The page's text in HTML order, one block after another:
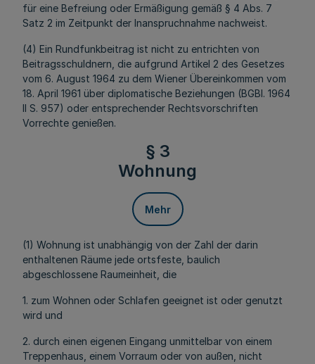
für eine Befreiung oder Ermäßigung gemäß § 4 Abs. 7
Satz 2 im Zeitpunkt der Inanspruchnahme nachweist.
(4) Ein Rundfunkbeitrag ist nicht zu entrichten von
Beitragsschuldnern, die aufgrund Artikel 2 des Gesetzes
vom 6. August 1964 zu dem Wiener Übereinkommen vom
18. April 1961 über diplomatische Beziehungen (BGBl. 1964
II S. 957) oder entsprechender Rechtsvorschriften
Vorrechte genießen.
§ 3
Wohnung
Mehr
(1) Wohnung ist unabhängig von der Zahl der darin
enthaltenen Räume jede ortsfeste, baulich
abgeschlossene Raumeinheit, die
1. zum Wohnen oder Schlafen geeignet ist oder genutzt
wird und
2. durch einen eigenen Eingang unmittelbar von einem
Treppenhaus, einem Vorraum oder von außen, nicht